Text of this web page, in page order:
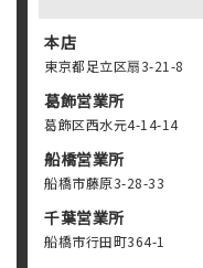
本店
東京都足立区扇3-21-8
葛飾営業所
葛飾区西水元4-14-14
船橋営業所
船橋市藤原3-28-33
千葉営業所
船橋市行田町364-1